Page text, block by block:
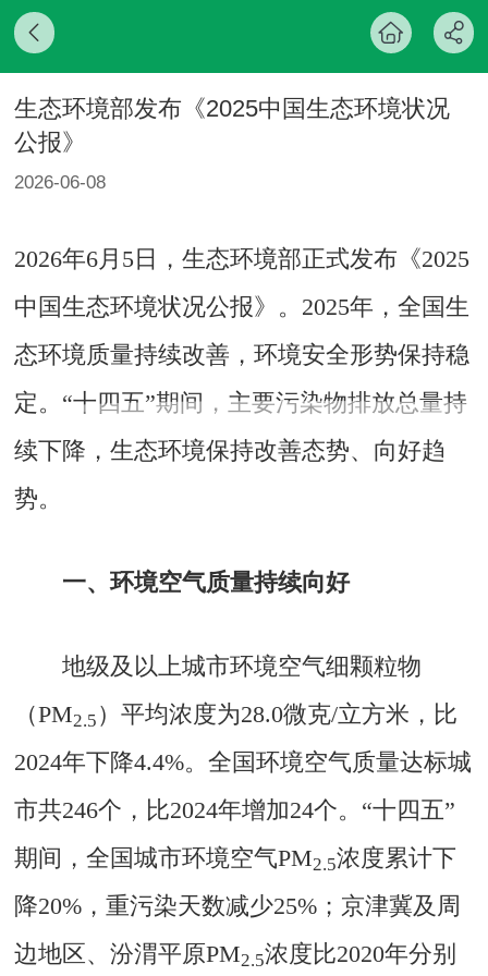
生态环境部发布《2025中国生态环境状况
公报》
2026-06-08
2026年6月5日，生态环境部正式发布《2025
中国生态环境状况公报》。2025年，全国生
态环境质量持续改善，环境安全形势保持稳
定。“十四五”期间，主要污染物排放总量持
续下降，生态环境保持改善态势、向好趋
势。
一、环境空气质量持续向好
地级及以上城市环境空气细颗粒物
（PM2.5 ）平均浓度为28.0微克/立方米，比
2024年下降4.4%。全国环境空气质量达标城
市共246个，比2024年增加24个。“十四五”
期间，全国城市环境空气PM2.5浓度累计下
降20%，重污染天数减少25%；京津冀及周
边地区、汾渭平原PM2.5浓度比2020年分别